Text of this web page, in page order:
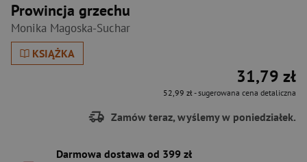
Prowincja grzechu
Monika Magoska-Suchar
KSIĄŻKA
31,79 zł
52,99 zł- sugerowana cena detaliczna
Zamów teraz, wyślemy w poniedziałek.
Darmowa dostawa od 399 zł